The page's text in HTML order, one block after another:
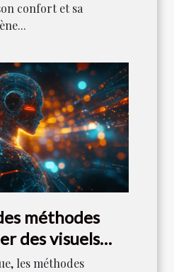
confort et sa
méthodes
des visuels
les méthodes